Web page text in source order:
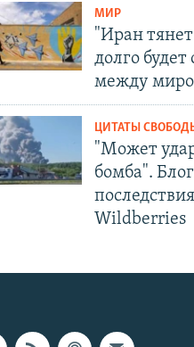
МИР
"Иран
долго
между
ЦИТАТЫ
"Может
бомба".
Wildberries